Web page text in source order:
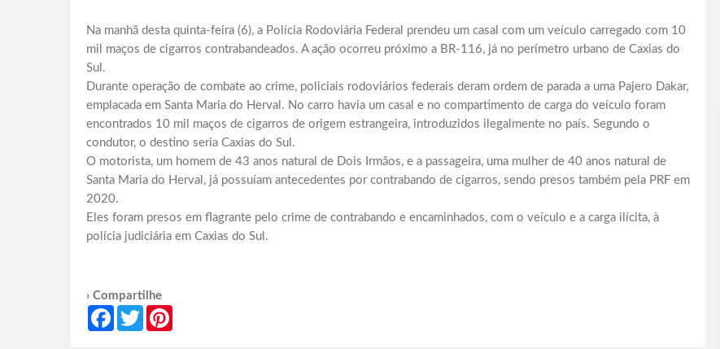
Na manhã desta quinta-feira (6), a Polícia Rodoviária Federal prendeu um casal com um veículo carregado com 10
mil maços de cigarros contrabandeados. A ação ocorreu próximo a BR-116, já no perímetro urbano de Caxias do
Sul.
Durante operação de combate ao crime, policiais rodoviários federais deram ordem de parada a uma Pajero Dakar,
emplacada em Santa Maria do Herval. No carro havia um casal e no compartimento de carga do veículo foram
encontrados 10 mil maços de cigarros de origem estrangeira, introduzidos ilegalmente no país. Segundo o
condutor, o destino seria Caxias do Sul.
O motorista, um homem de 43 anos natural de Dois Irmãos, e a passageira, uma mulher de 40 anos natural de
Santa Maria do Herval, já possuíam antecedentes por contrabando de cigarros, sendo presos também pela PRF em
2020.
Eles foram presos em flagrante pelo crime de contrabando e encaminhados, com o veículo e a carga ilícita, à
polícia judiciária em Caxias do Sul.
› Compartilhe
FacebookTwitter